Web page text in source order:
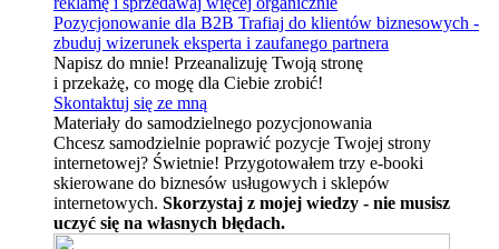
Pozycjonowanie dla B2B Trafiaj do klientów biznesowych -
zbuduj wizerunek eksperta i zaufanego partnera
Napisz do mnie! Przeanalizuję Twoją stronę
i przekażę, co mogę dla Ciebie zrobić!
Skontaktuj się ze mną
Materiały do samodzielnego pozycjonowania
Chcesz samodzielnie poprawić pozycje Twojej strony
internetowej? Świetnie! Przygotowałem trzy e-booki
skierowane do biznesów usługowych i sklepów
internetowych. Skorzystaj z mojej wiedzy - nie musisz
uczyć się na własnych błędach.